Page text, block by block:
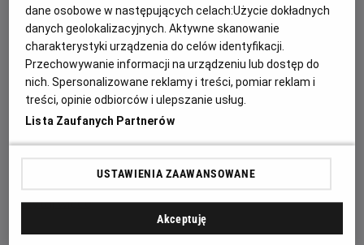
Gwiazdozbiór Psa - bilety już w
sprzedaży!
Przeżyj emocjonującą historię o odwadze, przetrwaniu i
poszukiwaniu nadziei w postapokaliptycznym świecie.
Czytaj więcej
dane osobowe w następujących celach:Użycie dokładnych
danych geolokalizacyjnych. Aktywne skanowanie
charakterystyki urządzenia do celów identyfikacji.
Przechowywanie informacji na urządzeniu lub dostęp do
nich. Spersonalizowane reklamy i treści, pomiar reklam i
treści, opinie odbiorców i ulepszanie usług.
Lista Zaufanych Partnerów
USTAWIENIA ZAAWANSOWANE
Akceptuję